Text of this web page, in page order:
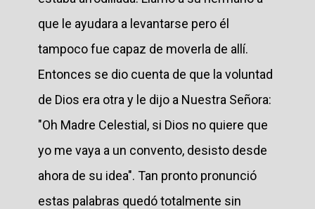
que le ayudara a levantarse pero él
tampoco fue capaz de moverla de allí.
Entonces se dio cuenta de que la voluntad
de Dios era otra y le dijo a Nuestra Señora:
"Oh Madre Celestial, si Dios no quiere que
yo me vaya a un convento, desisto desde
ahora de su idea". Tan pronto pronunció
estas palabras quedó totalmente sin